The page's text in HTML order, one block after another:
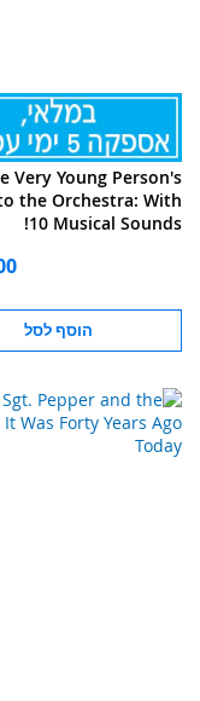
Very Young Person's
the Orchestra: With
10 Musical Sounds!
הוסף לסל